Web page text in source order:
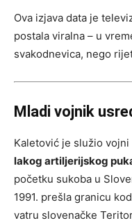
Ova izjava data je
postala viralna – u
svakodnevica, nego
Mladi vojnik
Kaletović je služio vojni
lakog artiljerijskog
početku sukoba u
1991. prešla granicu
vatru slovenačke